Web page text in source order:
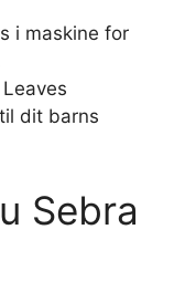
i maskine for
dit barns
Sebra